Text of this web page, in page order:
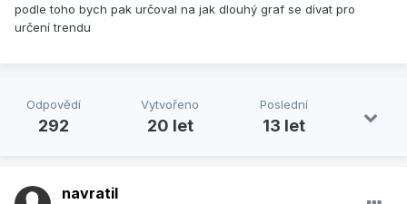
podle toho bych pak určoval na jak dlouhý graf se dívat pro
určení trendu
Odpovědí
292
Vytvořeno
20 let
Poslední
13 let
navratil